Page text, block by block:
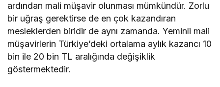
ardından mali müşavir olunması mümkündür. Zorlu
bir uğraş gerektirse de en çok kazandıran
mesleklerden biridir de aynı zamanda. Yeminli mali
müşavirlerin Türkiye’deki ortalama aylık kazancı 10
bin ile 20 bin TL aralığında değişiklik
göstermektedir.